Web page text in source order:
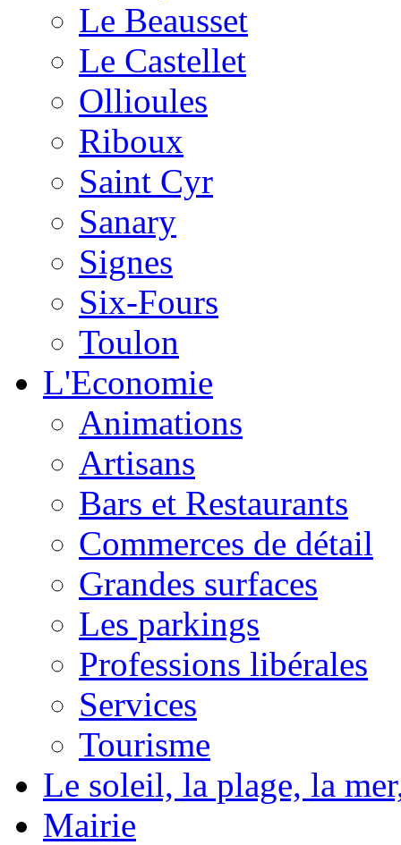
Le Beausset
Le Castellet
Ollioules
Riboux
Saint Cyr
Sanary
Signes
Six-Fours
Toulon
L'Economie
Animations
Artisans
Bars et Restaurants
Commerces de détail
Grandes surfaces
Les parkings
Professions libérales
Services
Tourisme
Le soleil, la plage, la
Mairie